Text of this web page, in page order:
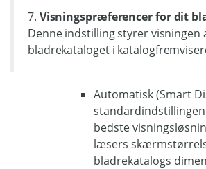
7. Visningspræferencer for dit
Denne indstilling styrer visningen
bladrekataloget i
Automatisk (Smart
bedste
læsers
bladrekatalogs